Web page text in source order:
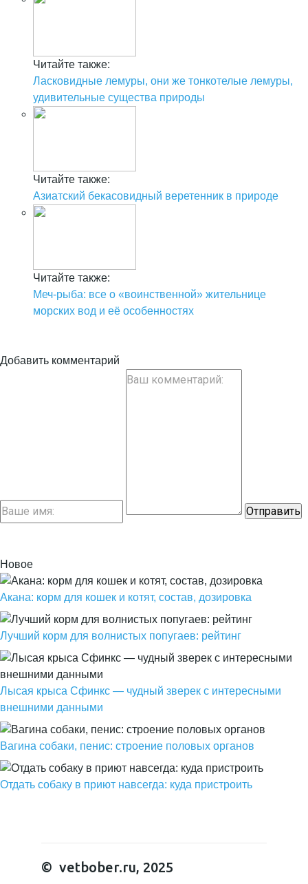
Читайте также:
Ласковидные лемуры, они же тонкотелые лемуры,
удивительные существа природы
Читайте также:
Азиатский бекасовидный веретенник в природе
Читайте также:
Меч-рыба: все о «воинственной» жительнице
морских вод и её особенностях
Добавить комментарий
Новое
Акана: корм для кошек и котят, состав, дозировка
Лучший корм для волнистых попугаев: рейтинг
Лысая крыса Сфинкс — чудный зверек с интересными
внешними данными
Вагина собаки, пенис: строение половых органов
Отдать собаку в приют навсегда: куда пристроить
© vetbober.ru, 2025